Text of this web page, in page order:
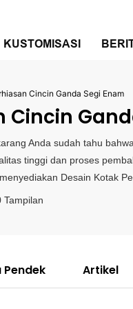
KUSTOMISASI
Cincin Ganda Segi Enam
Anda sudah tahu
tinggi dan proses
Desain Kotak
Tampilan
Pendek Artikel